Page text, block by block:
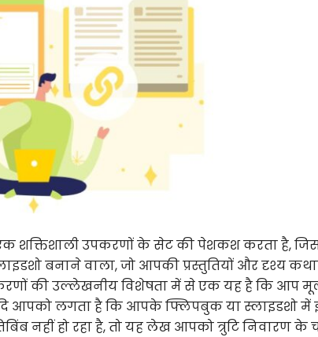
शक्तिशाली उपकरणों के सेट की पेशकश करता है,
बनाने वाला, जो आपकी प्रस्तुतियों और दृश्य
की उल्लेखनीय विशेषता में से एक यह है कि आप
आपको लगता है कि आपके फ्लिपबुक या स्लाइडशो
नहीं हो रहा है, तो यह लेख आपको त्रुटि निवारण